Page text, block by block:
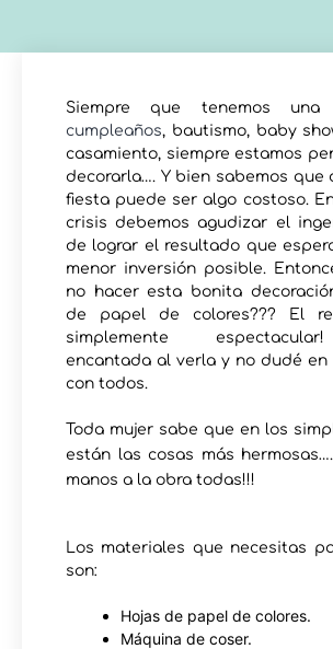
Siempre que tenemos
cumpleaños, bautismo, baby
casamiento, siempre estamos
decorarla…. Y bien sabemos que
fiesta puede ser algo costoso.
crisis debemos agudizar el
de lograr el resultado que
menor inversión posible.
no hacer esta bonita
de papel de colores??? El
simplemente
encantada al verla y no dudé
con todos.
Toda mujer sabe que en los
están las cosas más
manos a la obra todas!!!
Los materiales que necesitas
son:
Hojas de papel de colores.
Máquina de coser.